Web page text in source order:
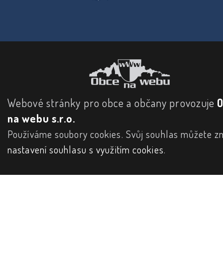
Webové stránky pro obce a občany provozuje
na webu s.r.o.
Používáme soubory cookies. Svůj souhlas můžete
nastavení souhlasu s využitím cookies.